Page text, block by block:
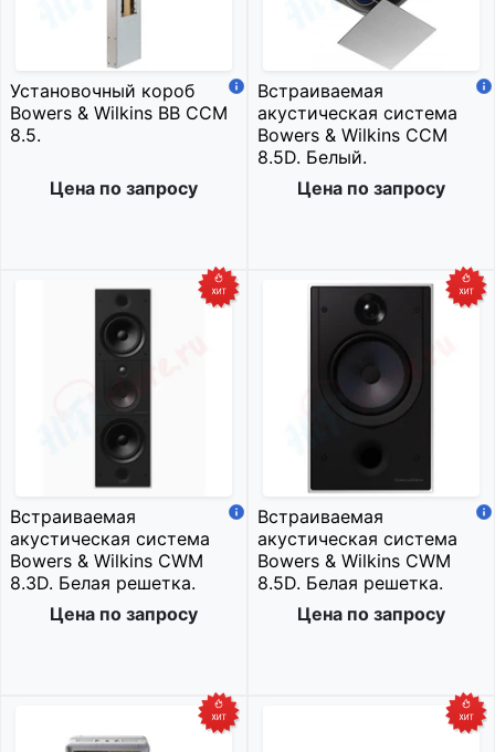
Установочный короб
Bowers & Wilkins BB CCM
8.5.
Цена по запросу
Встраиваемая
акустическая система
Bowers & Wilkins CCM
8.5D. Белый.
Цена по запросу
Встраиваемая
акустическая система
Bowers & Wilkins CWM
8.3D. Белая решетка.
Цена по запросу
Встраиваемая
акустическая система
Bowers & Wilkins CWM
8.5D. Белая решетка.
Цена по запросу